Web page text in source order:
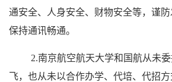
通安全、人身安全、财物安全等，谨
保持通讯畅通。
2.南京航空航天大学和国航从未
飞，也从未以合作办学、代培、代招